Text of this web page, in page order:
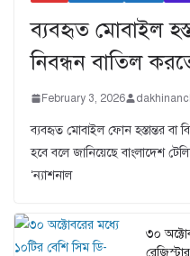
ব্যবহৃত মোবাইল
নিবন্ধন বাতিল
February 3, 2026
ব্যবহৃত মোবাইল ফোন হস্তান্তর বা
হবে বলে জানিয়েছে বাংলাদেশ
‘ন্যাশনাল
৩০